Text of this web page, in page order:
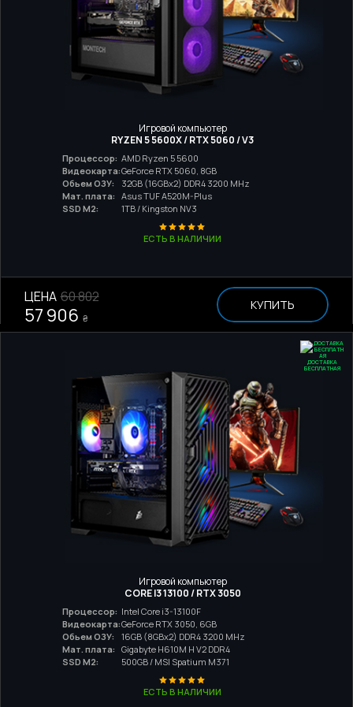
Игровой компьютер
RYZEN 5 5600X / RTX 5060 / V3
Процессор: AMD Ryzen 5 5600
Видеокарта:GeForce RTX 5060, 8GB
Обьем ОЗУ:
32GB (16GBx2) DDR4 3200 MHz
Мат. плата:
Asus TUF A520M-Plus
SSD M2:
1TB / Kingston NV3
ЕСТЬ В НАЛИЧИИ
ЦЕНА 60 802
57 906 ₴
КУПИТЬ
ДОСТАВКА
БЕСПЛАТНАЯ
Игровой компьютер
CORE I3 13100 / RTX 3050
Процессор: Intel Core i3-13100F
Видеокарта:GeForce RTX 3050, 6GB
Обьем ОЗУ:
16GB (8GBx2) DDR4 3200 MHz
Мат. плата:
Gigabyte H610M H V2 DDR4
SSD M2:
500GB / MSI Spatium M371
ЕСТЬ В НАЛИЧИИ